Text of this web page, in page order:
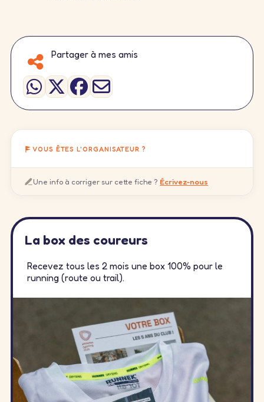
Partager à mes amis
VOUS ÊTES L'ORGANISATEUR ?
Une info à corriger sur cette fiche ? Écrivez-nous
La box des coureurs
Recevez tous les 2 mois une box 100% pour le
running (route ou trail).